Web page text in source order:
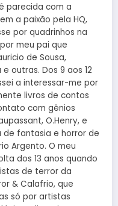
parecida com a
a paixão pela HQ,
por quadrinhos na
meu pai que
de Sousa,
outras. Dos 9 aos 12
a interessar-me por
livros de contos
com gênios
O.Henry, e
de fantasia e horror de
Argento. O meu
dos 13 anos quando
de terror da
& Calafrio, que
só por artistas